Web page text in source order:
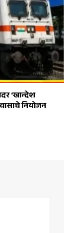
‘खान्देश
नियोजन